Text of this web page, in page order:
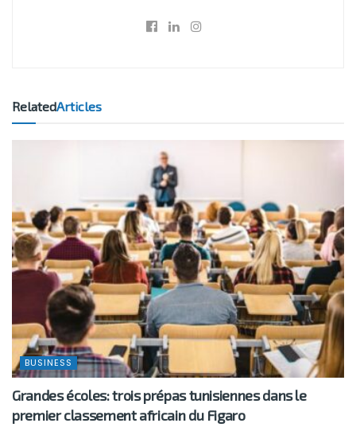
RelatedArticles
BUSINESS
Grandes écoles: trois prépas tunisiennes dans le
premier classement africain du Figaro